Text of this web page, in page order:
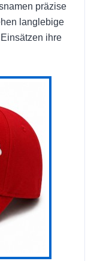
präzise
langlebige
ihre